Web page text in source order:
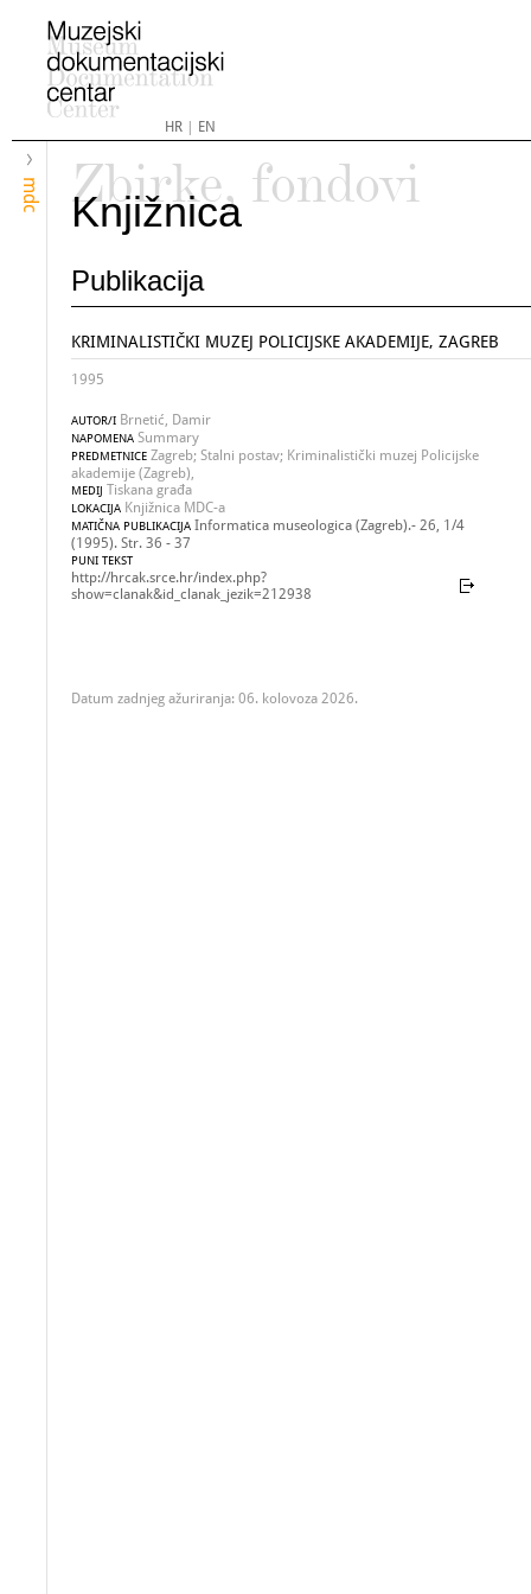
HR| EN
mdc
Zbirke, fondovi
Knjižnica
Publikacija
KRIMINALISTIČKI MUZEJ POLICIJSKE AKADEMIJE, ZAGREB
1995
AUTOR/I Brnetić, Damir
NAPOMENA Summary
PREDMETNICE Zagreb; Stalni postav; Kriminalistički muzej Policijske
akademije (Zagreb),
MEDIJ Tiskana građa
LOKACIJA Knjižnica MDC-a
MATIČNA PUBLIKACIJA Informatica museologica (Zagreb).- 26, 1/4
(1995). Str. 36 - 37
PUNI TEKST
http://hrcak.srce.hr/index.php?
show=clanak&id_clanak_jezik=212938
Datum zadnjeg ažuriranja: 06. kolovoza 2026.